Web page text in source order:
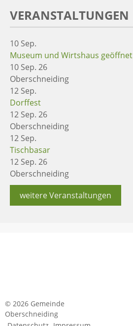
VERANSTALTUNGEN
10 Sep.
Museum und Wirtshaus geöffnet
10 Sep. 26
Oberschneiding
12 Sep.
Dorffest
12 Sep. 26
Oberschneiding
12 Sep.
Tischbasar
12 Sep. 26
Oberschneiding
weitere Veranstaltungen
© 2026 Gemeinde
Oberschneiding